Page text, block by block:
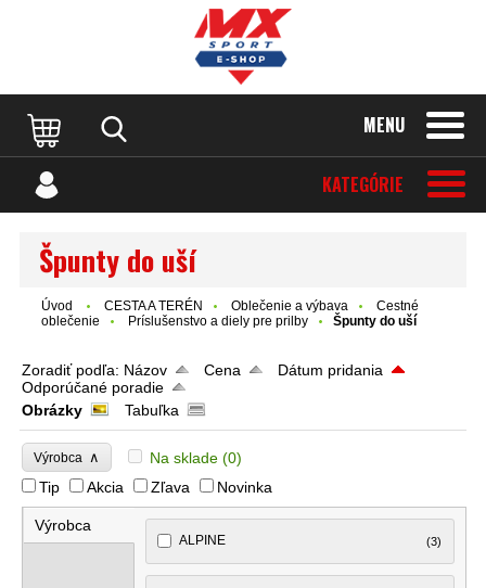
MENU
KATEGÓRIE
Špunty do uší
Úvod CESTA A TERÉN Oblečenie a výbava
Cestné
oblečenie
Príslušenstvo a diely pre prilby Špunty do uší
Zoradiť podľa: Názov Cena
Dátum pridania
Odporúčané poradie
Obrázky
Tabuľka
Výrobca ∧ Na sklade (0)
Tip
Akcia Zľava Novinka
Výrobca
ALPINE (3)